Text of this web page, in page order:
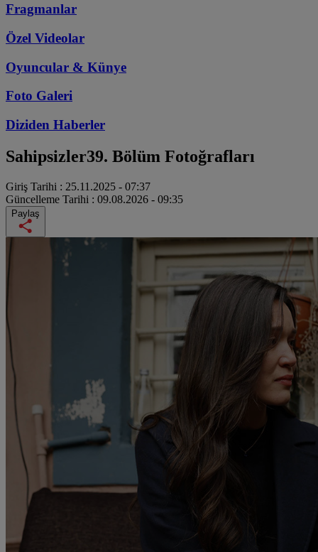
Fragmanlar
Özel Videolar
Oyuncular & Künye
Foto Galeri
Diziden Haberler
Sahipsizler39. Bölüm Fotoğrafları
Giriş Tarihi : 25.11.2025 - 07:37
Güncelleme Tarihi : 09.08.2026 - 09:35
Paylaş